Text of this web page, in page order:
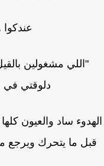
عندكوا
"اللي مشغولين
دلوقتي في
ساد والعيون كلها
ما يتحرك ويرجع